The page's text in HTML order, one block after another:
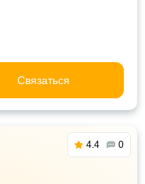
Связаться
4.4 0